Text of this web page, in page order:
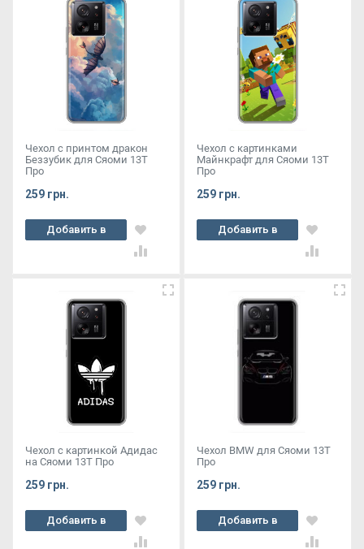
Чехол с принтом дракон
Беззубик для Сяоми 13Т
Про
259 грн.
Добавить в
корзину
Чехол с картинками
Майнкрафт для Сяоми 13Т
Про
259 грн.
Добавить в
корзину
Чехол с картинкой Адидас
на Сяоми 13Т Про
259 грн.
Добавить в
корзину
Чехол BMW для Сяоми 13Т
Про
259 грн.
Добавить в
корзину